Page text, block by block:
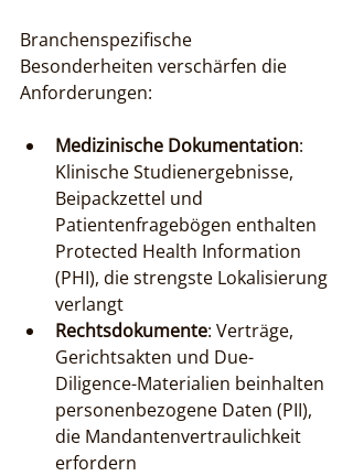
Branchenspezifische
Besonderheiten verschärfen die
Anforderungen:
Medizinische Dokumentation:
Klinische Studienergebnisse,
Beipackzettel und
Patientenfragebögen enthalten
Protected Health Information
(PHI), die strengste Lokalisierung
verlangt
Rechtsdokumente: Verträge,
Gerichtsakten und Due-
Diligence-Materialien beinhalten
personenbezogene Daten (PII),
die Mandantenvertraulichkeit
erfordern